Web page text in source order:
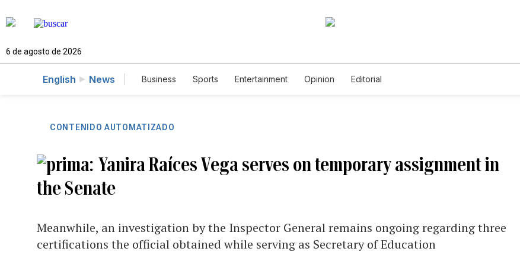
6 de agosto de 2026
English News Business Sports Entertainment Opinion Editorial
CONTENIDO AUTOMATIZADO
Yanira Raíces Vega serves on temporary assignment in
the Senate
Meanwhile, an investigation by the Inspector General remains ongoing regarding three
certifications the official obtained while serving as Secretary of Education